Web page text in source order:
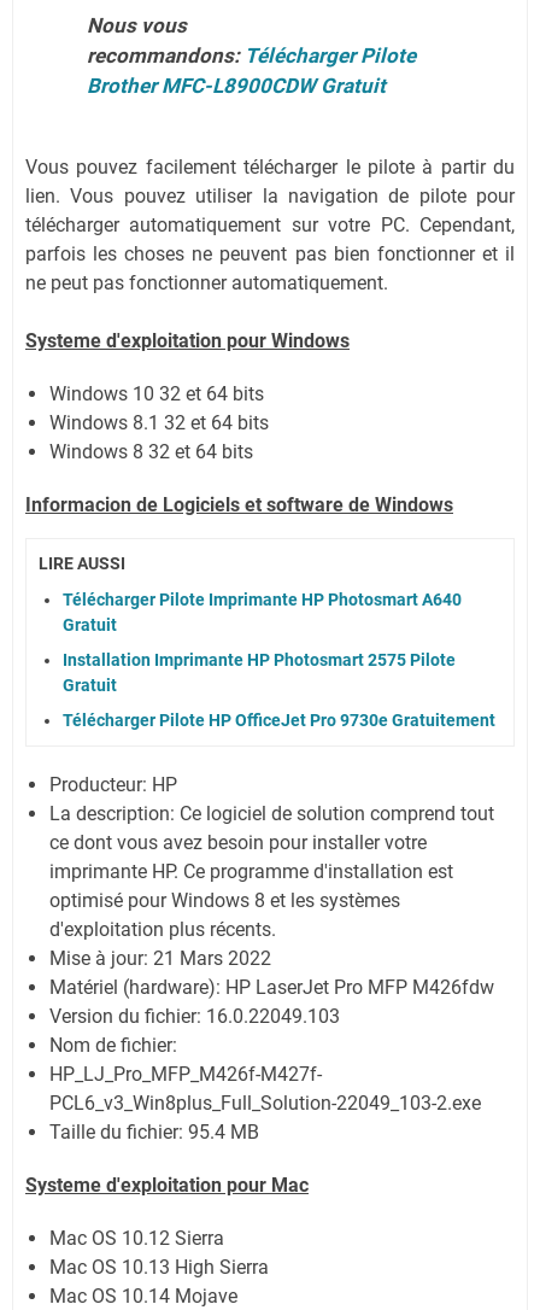
Nous vous
recommandons: Télécharger Pilote
Brother MFC-L8900CDW Gratuit
Vous pouvez facilement télécharger le pilote à partir du
lien.Vous pouvez utiliser la navigation de pilote pour
télécharger automatiquement sur votre PC. Cependant,
parfois les choses ne peuvent pas bien fonctionner et il
ne peut pas fonctionner automatiquement.
Systeme d'exploitation pour Windows
Windows 10 32 et 64 bits
Windows 8.1 32 et 64 bits
Windows 8 32 et 64 bits
Informacion de Logiciels et software de Windows
LIRE AUSSI
Télécharger Pilote Imprimante HP Photosmart A640
Gratuit
Installation Imprimante HP Photosmart 2575 Pilote
Gratuit
Télécharger Pilote HP OfficeJet Pro 9730e Gratuitement
Producteur: HP
La description: Ce logiciel de solution comprend tout
ce dont vous avez besoin pour installer votre
imprimante HP. Ce programme d'installation est
optimisé pour Windows 8 et les systèmes
d'exploitation plus récents.
Mise à jour: 21 Mars 2022
Matériel (hardware): HP LaserJet Pro MFP M426fdw
Version du fichier: 16.0.22049.103
Nom de fichier:
HP_LJ_Pro_MFP_M426f-M427f-
PCL6_v3_Win8plus_Full_Solution-22049_103-2.exe
Taille du fichier: 95.4 MB
Systeme d'exploitation pour Mac
Mac OS 10.12 Sierra
Mac OS 10.13 High Sierra
Mac OS 10.14 Mojave